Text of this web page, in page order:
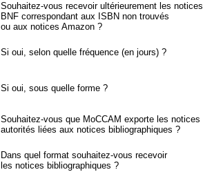
Souhaitez-vous recevoir ultérieurement les notices
BNF correspondant aux ISBN non trouvés
ou aux notices Amazon ?
Si oui, selon quelle fréquence (en jours) ?
Si oui, sous quelle forme ?
Souhaitez-vous que MoCCAM exporte les notices
autorités liées aux notices bibliographiques ?
Dans quel format souhaitez-vous recevoir
les notices bibliographiques ?